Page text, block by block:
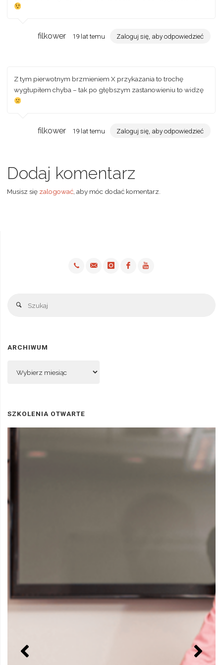
filkower 19 lat temu Zaloguj się, aby odpowiedzieć
Z tym pierwotnym brzmieniem X przykazania to trochę
wygłupiłem chyba – tak po głębszym zastanowieniu to widzę
filkower 19 lat temu Zaloguj się, aby odpowiedzieć
Dodaj komentarz
Musisz się zalogować, aby móc dodać komentarz.
Szukaj
ARCHIWUM
SZKOLENIA OTWARTE